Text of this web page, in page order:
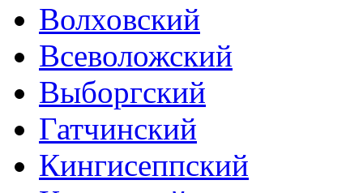
Волховский
Всеволожский
Выборгский
Гатчинский
Кингисеппский